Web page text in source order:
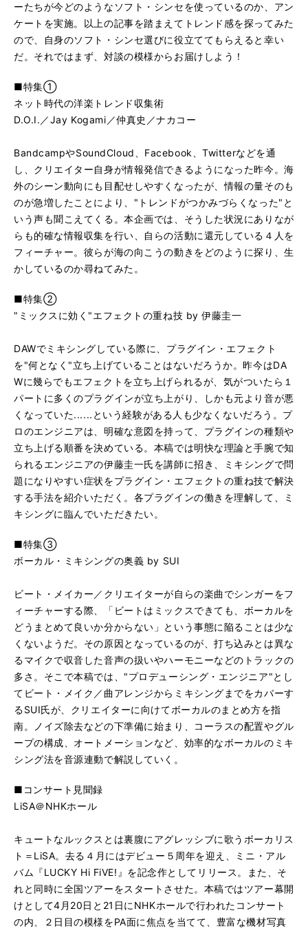
ーたちが今どのようなソフト・シンセを使っているのか、アン
ケートを実施。以上の記事を踏まえてトレンド感を探ってみた
ので、自身のソフト・シンセ選びに役立ててもらえると幸い
だ。それではまず、対談の模様からお届けしよう！
■特集①
ネット時代の洋楽トレンド収集術
D.O.I.／Jay Kogami／仲真史／ナカコー
BandcampやSoundCloud、Facebook、Twitterなどを通
し、クリエイター自身が情報発信できるようになった昨今。海
外のシーン動向にも目配せしやすくなったが、情報の量そのも
のが急増したことにより、"トレンドがつかみづらくなった"と
いう声も聞こえてくる。本企画では、そうした状況にありなが
らも的確な情報収集を行い、自らの活動に還元している４人を
フィーチャー。彼らが海の向こうの動きをどのように探り、生
かしているのか尋ねてみた。
■特集②
"ミックスに効く"エフェクトの重ね技 by 伊藤圭一
DAWでミキシングしている際に、プラグイン・エフェクト
を"何となく"立ち上げていることはないだろうか。昨今はDA
Wに幾らでもエフェクトを立ち上げられるが、気がついたら１
パートに多くのプラグインが立ち上がり、しかも元より音が悪
くなっていた......という経験がある人も少なくないだろう。プ
ロのエンジニアは、明確な意図を持って、プラグインの種類や
立ち上げる順番を決めている。本稿では明快な理論と手腕で知
られるエンジニアの伊藤圭一氏を講師に招き、ミキシングで問
題になりやすい症状をプラグイン・エフェクトの重ね技で解決
する手法を紹介いただく。各プラグインの働きを理解して、ミ
キシングに臨んでいただきたい。
■特集③
ボーカル・ミキシングの奥義 by SUI
ビート・メイカー／クリエイターが自らの楽曲でシンガーをフ
ィーチャーする際、「ビートはミックスできても、ボーカルを
どうまとめて良いか分からない」という事態に陥ることは少な
くないようだ。その原因となっているのが、打ち込みとは異な
るマイクで収音した音声の扱いやハーモニーなどのトラックの
多さ。そこで本稿では、"プロデューシング・エンジニア"とし
てビート・メイク／曲アレンジからミキシングまでをカバーす
るSUI氏が、クリエイターに向けてボーカルのまとめ方を指
南。ノイズ除去などの下準備に始まり、コーラスの配置やグル
ープの構成、オートメーションなど、効率的なボーカルのミキ
シング法を音源連動で解説していく。
■コンサート見聞録
LiSA＠NHKホール
キュートなルックスとは裏腹にアグレッシブに歌うボーカリス
ト＝LiSA。去る４月にはデビュー５周年を迎え、ミニ・アル
バム『LUCKY Hi FiVE!』を記念作としてリリース。また、そ
れと同時に全国ツアーをスタートさせた。本稿ではツアー幕開
けとして4月20日と21日にNHKホールで行われたコンサート
の内、２日目の模様をPA面に焦点を当てて、豊富な機材写真